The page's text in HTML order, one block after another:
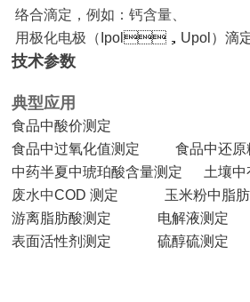
络合滴定，例如：钙含量、
用极化电极（ Ipol，Upol）滴
技术参数
典型应用
食品中酸价测定
食品中过氧化值测定食品中还原
中药半夏中琥珀酸含量测定 土壤中
废水中COD 测定 玉米粉中脂肪
游离脂肪酸测定 电解液测定
表面活性剂测定 硫醇硫测定